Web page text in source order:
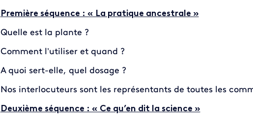
Première séquence : « La pratique ancestrale »
Quelle est la plante ?
Comment l’utiliser et quand ?
A quoi sert-elle, quel dosage ?
Nos interlocuteurs sont les représentants de toutes les
Deuxième séquence : « Ce qu’en dit la science »